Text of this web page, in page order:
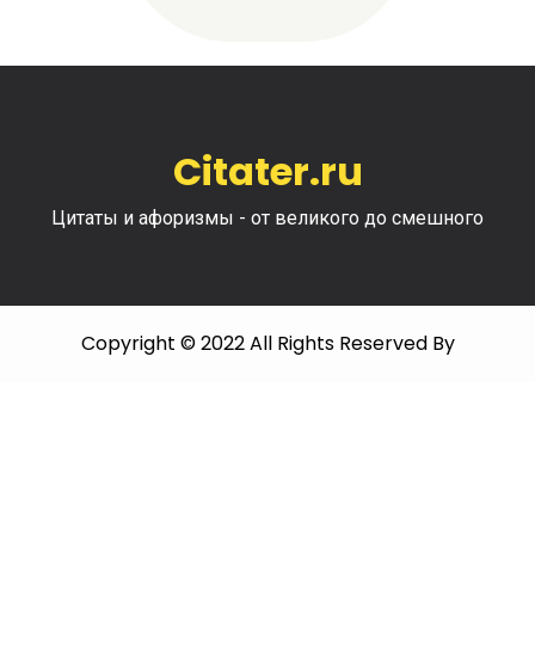
Citater.ru
Цитаты и афоризмы - от великого до смешного
Copyright © 2022 All Rights Reserved By